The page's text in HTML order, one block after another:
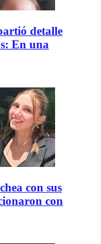
detalle
En una
con sus
con